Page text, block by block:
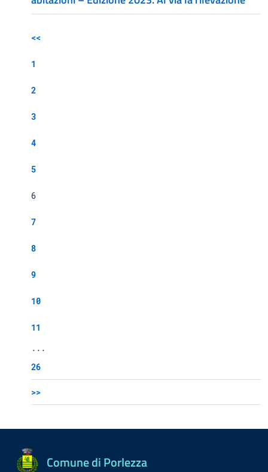
<<
1
2
3
4
5
6
7
8
9
10
11
...
26
>>
Comune di Porlezza